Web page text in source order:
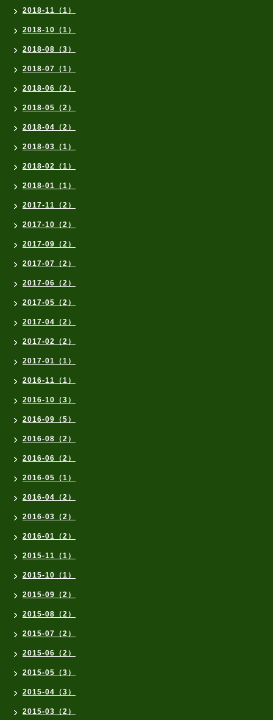
2018-11（1）
2018-10（1）
2018-08（3）
2018-07（1）
2018-06（2）
2018-05（2）
2018-04（2）
2018-03（1）
2018-02（1）
2018-01（1）
2017-11（2）
2017-10（2）
2017-09（2）
2017-07（2）
2017-06（2）
2017-05（2）
2017-04（2）
2017-02（2）
2017-01（1）
2016-11（1）
2016-10（3）
2016-09（5）
2016-08（2）
2016-06（2）
2016-05（1）
2016-04（2）
2016-03（2）
2016-01（2）
2015-11（1）
2015-10（1）
2015-09（2）
2015-08（2）
2015-07（2）
2015-06（2）
2015-05（3）
2015-04（3）
2015-03（2）